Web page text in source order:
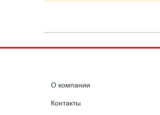
О компании
Контакты